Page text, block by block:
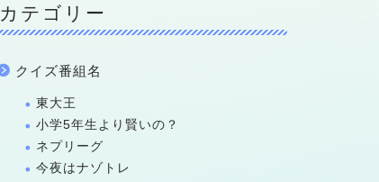
カテゴリー
クイズ番組名
東大王
小学5年生より賢いの？
ネプリーグ
今夜はナゾトレ